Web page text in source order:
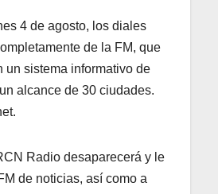
4 de agosto, los diales
de la FM, que
un sistema informativo de
alcance de 30 ciudades.
Radio desaparecerá y le
de noticias, así como a